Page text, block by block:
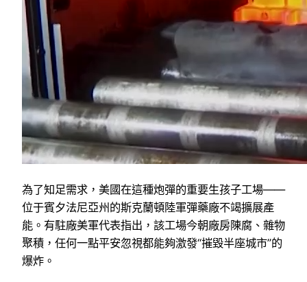
為了知足需求，美國在這種炮彈的重要生孩子工場——
位于賓夕法尼亞州的斯克蘭頓陸軍彈藥廠不竭擴展產
能。有駐廠美軍代表指出，該工場今朝廠房陳腐、雜物
聚積，任何一點平安忽視都能夠激發“摧毀半座城市”的
爆炸。